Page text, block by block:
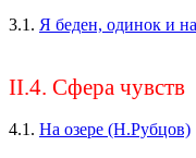
3.1. Я беден, одинок и
II.4. Сфера чувств
4.1. На озере (Н.Рубцов)